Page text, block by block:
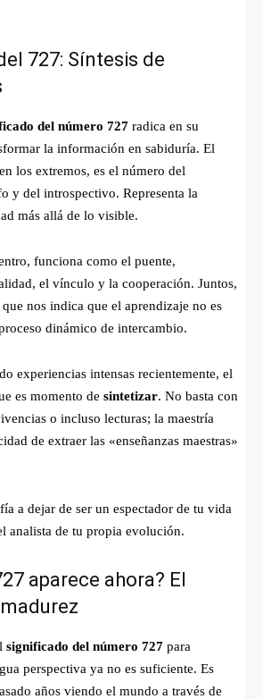
727: Síntesis de
del número 727 radica en su
la información en sabiduría. El
los extremos, es el número del
y del introspectivo. Representa la
más allá de lo visible.
funciona como el puente,
el vínculo y la cooperación. Juntos,
nos indica que el aprendizaje no es
dinámico de intercambio.
experiencias intensas recientemente, el
es momento de sintetizar. No basta con
o incluso lecturas; la maestría
de extraer las «enseñanzas maestras»
a dejar de ser un espectador de tu vida
analista de tu propia evolución.
aparece ahora? El
significado del número 727 para
perspectiva ya no es suficiente. Es
años viendo el mundo a través de